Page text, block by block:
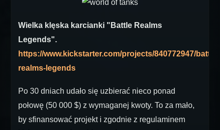
Wielka klęska karcianki "Battle Realms
Legends".
https://www.kickstarter.com/projects/840772947/battle-
realms-legends
Po 30 dniach udało się uzbierać nieco ponad
połowę (50 000 $) z wymaganej kwoty. To za mało,
by sfinansować projekt i zgodnie z regulaminem